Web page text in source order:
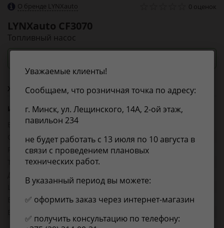
О бренде LYNXauto 0 оценок
LYNXauto CF3070
Топливный насос
Характеристики
Из справочника ABCP
EAN-13:
Объем упаковки, л:
0.000624
Расширенное описание:
Электробензонасос
Товарная группа:
Ширина, мм:
Высота, мм:
65
Уважаемые клиенты!
Сообщаем, что розничная точка по адресу:
г. Минск, ул. Лещинского, 14А, 2-ой этаж,
павильон 234
не будет работать с 13 июля по 10 августа в
связи с проведением плановых
технических работ.
В указанный период вы можете:
✅ оформить заказ через интернет-магазин
✅ получить консультацию по телефону: